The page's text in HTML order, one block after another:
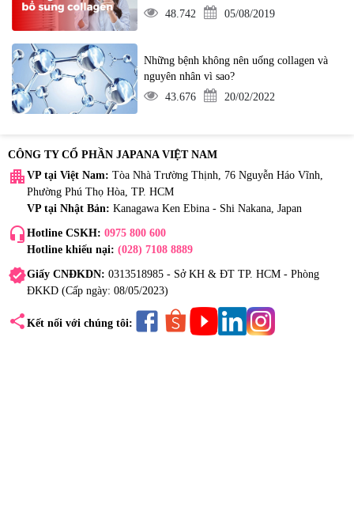
48.742
05/08/2019
Những bệnh không nên uống collagen và
nguyên nhân vì sao?
43.676
20/02/2022
CÔNG TY CỔ PHẦN JAPANA VIỆT NAM
apartment VP tại Việt Nam: Tòa Nhà Trường Thịnh, 76 Nguyễn Háo Vĩnh,
Phường Phú Thọ Hòa, TP. HCM
VP tại Nhật Bản: Kanagawa Ken Ebina - Shi Nakana, Japan
headset_mic Hotline CSKH: 0975 800 600
Hotline khiếu nại: (028) 7108 8889
verifiedGiấy CNĐKDN: 0313518985 - Sở KH & ĐT TP. HCM - Phòng
ĐKKD (Cấp ngày: 08/05/2023)
share Kết nối với chúng tôi: